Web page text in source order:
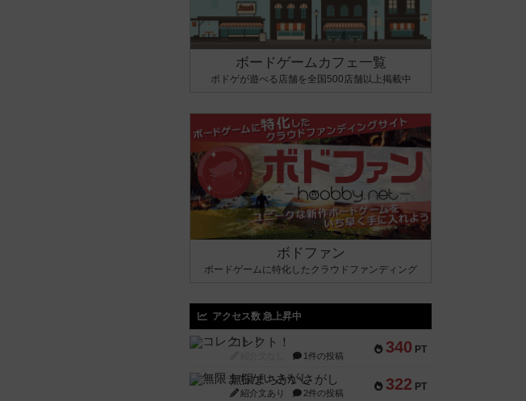
ボードゲームカフェ一覧
ボドゲが遊べる店舗を全国500店舗以上掲載中
ボドファン
ボードゲームに特化したクラウドファンディング
アクセス数 急上昇中
340 PT
コレクト！
1件の投稿
322 PT
無限まちがいさがし
紹介文あり 2件の投稿